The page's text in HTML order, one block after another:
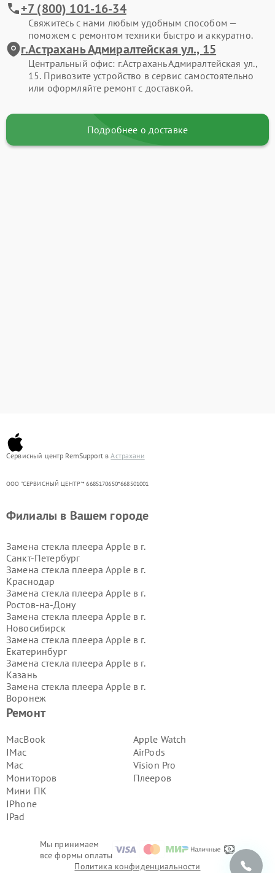
+7 (800) 101-16-34
Свяжитесь с нами любым удобным способом —
поможем с ремонтом техники быстро и аккуратно.
г.Астрахань Адмиралтейская ул., 15
Центральный офис: г.Астрахань Адмиралтейская ул.,
15. Привозите устройство в сервис самостоятельно
или оформляйте ремонт с доставкой.
Подробнее о доставке
Сервисный центр RemSupport вАстрахани
ООО "СЕРВИСНЫЙ ЦЕНТР"* 6685170650*668501001
Мы принимаем
все формы оплаты
Ремонт
MacBook
IMac
Mac
Мониторов
Мини ПК
IPhone
IPad
Apple Watch
AirPods
Vision Pro
Плееров
Филиалы в Вашем городе
Замена стекла плеера Apple в г.
Санкт-Петербург
Замена стекла плеера Apple в г.
Краснодар
Замена стекла плеера Apple в г.
Ростов-на-Дону
Замена стекла плеера Apple в г.
Новосибирск
Замена стекла плеера Apple в г.
Екатеринбург
Замена стекла плеера Apple в г.
Казань
Замена стекла плеера Apple в г.
Воронеж
Замена стекла плеера Apple в г.
Замена стекла плеера Apple в г.
Самара
Замена стекла плеера Apple в г.
Пермь
Замена стекла плеера Apple в г.
Красноярск
Замена стекла плеера Apple в г.
Ижевск
Челябинск
Замена стекла плеера Apple в г.
Политика конфиденциальности